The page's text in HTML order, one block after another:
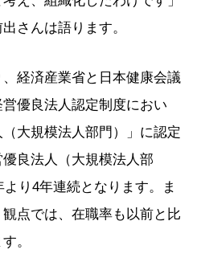
さんは語ります。
経済産業省と日本健康会議
優良法人認定制度におい
大規模法人部門）」に認定
良法人（大規模法人部
り4年連続となります。ま
点では、在職率も以前と比
。